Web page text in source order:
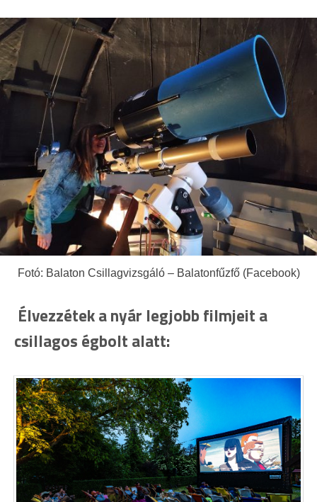
Fotó: Balaton Csillagvizsgáló – Balatonfűzfő (Facebook)
Élvezzétek a nyár legjobb filmjeit a
csillagos égbolt alatt: